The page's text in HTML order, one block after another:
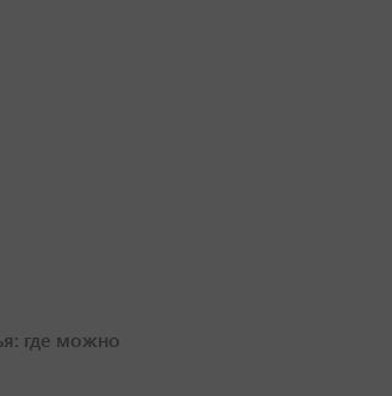
где можно